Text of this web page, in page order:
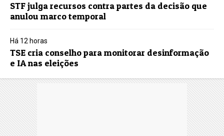
STF julga recursos contra partes da decisão que
anulou marco temporal
Há 12 horas
TSE cria conselho para monitorar desinformação
e IA nas eleições